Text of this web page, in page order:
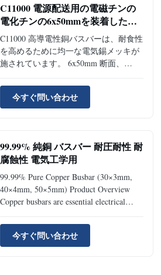
C11000 電源配送用の電磁チンの
電化チンの6x50mmを装着した高
伝導性の銅バスバー100%IACS
C11000 高導電性銅バスバーは、耐食性
を高めるために均一な電気錫メッキが
施されています。 6x50mm 断面、
環境にさらされる配電キャビネット、
制御パネル、電気エンクロージャに最
適です。
今すぐ問い合わせ
99.99% 純銅 バスバー 耐圧耐性 耐
腐蝕性 電気工学用
99.99% Pure Copper Busbar (30×3mm,
40×4mm, 50×5mm) Product Overview
Copper busbars are essential electrical
distribution systems. Manufactured from
high-purity copper (99.9%-99.99%), these
busbars provide excellent electrical
今すぐ問い合わせ